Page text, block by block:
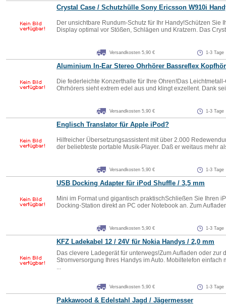
Crystal Case / Schutzhülle Sony Ericsson W910i
Der unsichtbare Rundum-Schutz für Ihr Handy!Schützen Sie
Display optimal vor Stößen, Schlägen und Kratzern. Das
Versandkosten 5,90 € 1-3 Tage
Aluminium In-Ear Stereo Ohrhörer Bassreflex
Die federleichte Konzerthalle für Ihre Ohren!Das
Ohrhörers sieht extrem edel aus und klingt exzellent. Dank
Versandkosten 5,90 € 1-3 Tage
Englisch Translator für Apple iPod?
Hilfreicher Übersetzungsassistent mit über 2.000
der beliebteste portable Musik-Player. Daß er weitaus mehr
Versandkosten 5,90 € 1-3 Tage
USB Docking Adapter für iPod Shuffle / 3,5 mm
Mini im Format und gigantisch praktischSchließen Sie Ihren
Docking-Station direkt an PC oder Notebook an. Zum
Versandkosten 5,90 € 1-3 Tage
KFZ Ladekabel 12 / 24V für Nokia Handys / 2,0 mm
Das clevere Ladegerät für unterwegs!Zum Aufladen oder zur
Stromversorgung Ihres Handys im Auto. Mobiltelefon einfach
...
Versandkosten 5,90 € 1-3 Tage
Pakkawood & Edelstahl Jagd / Jägermesser